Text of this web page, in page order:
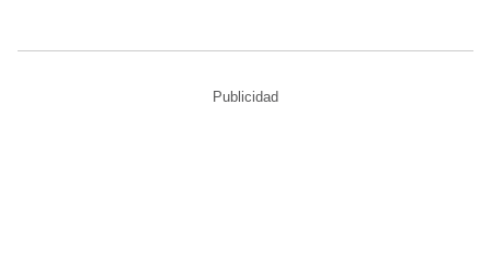
Publicidad